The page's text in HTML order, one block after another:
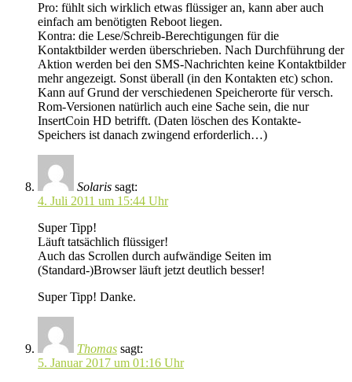
Pro: fühlt sich wirklich etwas flüssiger an, kann aber auch
einfach am benötigten Reboot liegen.
Kontra: die Lese/Schreib-Berechtigungen für die
Kontaktbilder werden überschrieben. Nach Durchführung der
Aktion werden bei den SMS-Nachrichten keine Kontaktbilder
mehr angezeigt. Sonst überall (in den Kontakten etc) schon.
Kann auf Grund der verschiedenen Speicherorte für versch.
Rom-Versionen natürlich auch eine Sache sein, die nur
InsertCoin HD betrifft. (Daten löschen des Kontakte-
Speichers ist danach zwingend erforderlich…)
Solaris sagt:
4. Juli 2011 um 15:44 Uhr
Super Tipp!
Läuft tatsächlich flüssiger!
Auch das Scrollen durch aufwändige Seiten im
(Standard-)Browser läuft jetzt deutlich besser!
Super Tipp! Danke.
Thomas sagt:
5. Januar 2017 um 01:16 Uhr